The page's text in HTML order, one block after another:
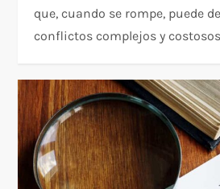
que, cuando se rompe, puede
conflictos complejos y